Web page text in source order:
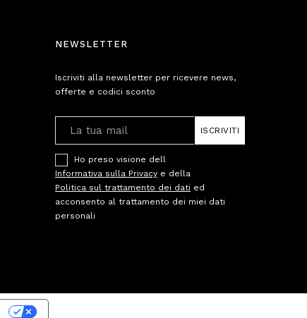
NEWSLETTER
Iscriviti alla newsletter per ricevere news,
offerte e codici sconto
ISCRIVITI
Ho preso visione dell
Informativa sulla Privacy e della
Politica sul trattamento dei dati ed
acconsento al trattamento dei miei dati
personali